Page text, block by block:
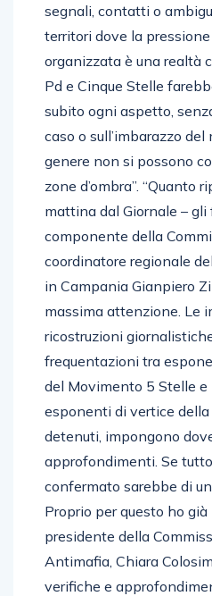
segnali, contatti o
territori dove la
organizzata è una realtà
Pd e Cinque Stelle
subito ogni aspetto,
caso o sull’imbarazzo
genere non si possono
zone d’ombra”. “Quanto
mattina dal Giornale –
componente della
coordinatore regionale
in Campania Gianpiero
massima attenzione. Le
ricostruzioni
frequentazioni tra
del Movimento 5 Stelle e
esponenti di vertice
detenuti, impongono
approfondimenti. Se
confermato sarebbe di
Proprio per questo ho
presidente della
Antimafia, Chiara
verifiche e